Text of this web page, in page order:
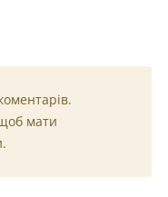
мати